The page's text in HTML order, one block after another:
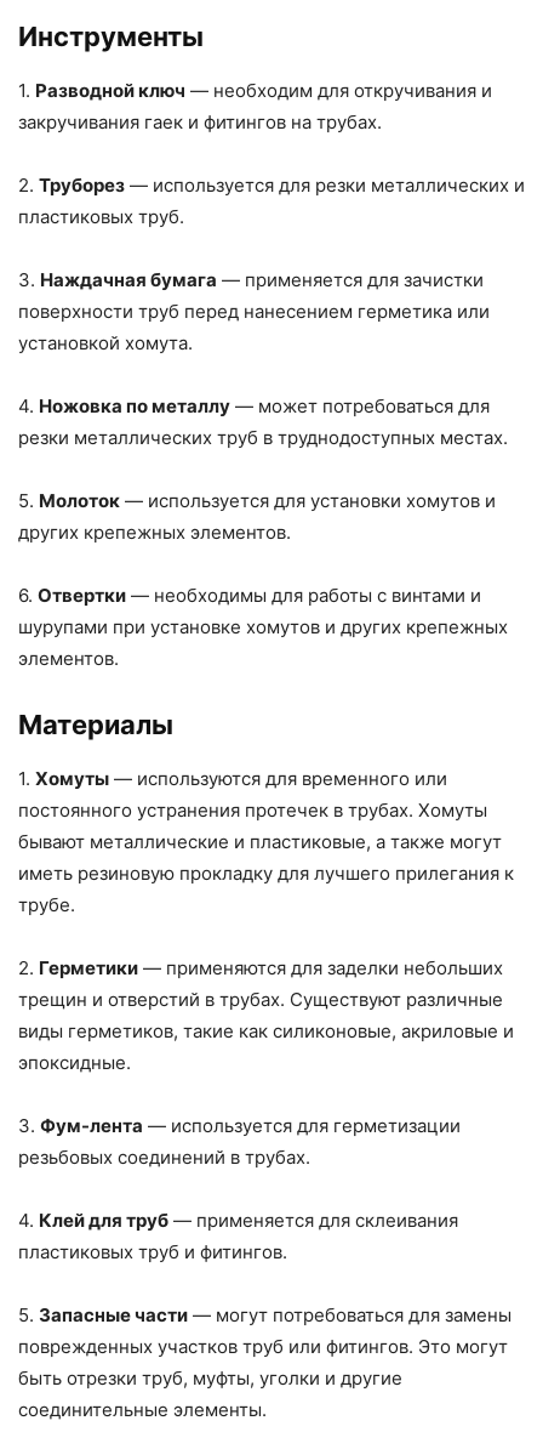
Инструменты
1. Разводной ключ — необходим для откручивания и
закручивания гаек и фитингов на трубах.
2. Труборез — используется для резки металлических и
пластиковых труб.
3. Наждачная бумага — применяется для зачистки
поверхности труб перед нанесением герметика или
установкой хомута.
4. Ножовка по металлу — может потребоваться для
резки металлических труб в труднодоступных местах.
5. Молоток — используется для установки хомутов и
других крепежных элементов.
6. Отвертки — необходимы для работы с винтами и
шурупами при установке хомутов и других крепежных
элементов.
Материалы
1. Хомуты — используются для временного или
постоянного устранения протечек в трубах. Хомуты
бывают металлические и пластиковые, а также могут
иметь резиновую прокладку для лучшего прилегания к
трубе.
2. Герметики — применяются для заделки небольших
трещин и отверстий в трубах. Существуют различные
виды герметиков, такие как силиконовые, акриловые и
эпоксидные.
3. Фум-лента — используется для герметизации
резьбовых соединений в трубах.
4. Клей для труб — применяется для склеивания
пластиковых труб и фитингов.
5. Запасные части — могут потребоваться для замены
поврежденных участков труб или фитингов. Это могут
быть отрезки труб, муфты, уголки и другие
соединительные элементы.